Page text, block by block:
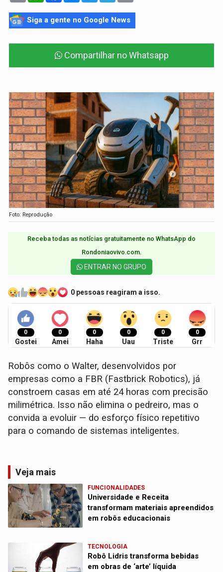
Siga a gente no Google News
Compartilhar no Whatsapp
Foto: Reprodução
Receba todas as notícias gratuitamente no WhatsApp do
Rondoniaovivo.com.​
ENTRAR NO GRUPO
0 pessoas reagiram a isso.
0
Gostei
0
Amei
0
Haha
0
Uau
0
Triste
0
Grr
Robôs como o Walter, desenvolvidos por
empresas como a FBR (Fastbrick Robotics), já
constroem casas em até 24 horas com precisão
milimétrica. Isso não elimina o pedreiro, mas o
convida a evoluir — do esforço físico repetitivo
para o comando de sistemas inteligentes.
Veja mais
FUNCIONALIDADES
Universidade e Receita
transformam materiais apreendidos
em robôs educacionais
TECNOLOGIA
Robô Lidris transforma bebidas
em obras de ‘arte’ líquida